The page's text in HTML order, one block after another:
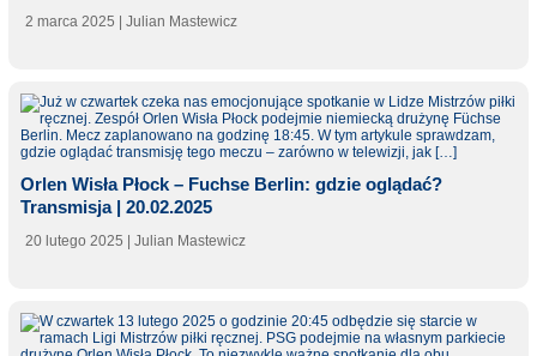
2 marca 2025 | Julian Mastewicz
Orlen Wisła Płock – Fuchse Berlin: gdzie oglądać?
Transmisja | 20.02.2025
20 lutego 2025 | Julian Mastewicz